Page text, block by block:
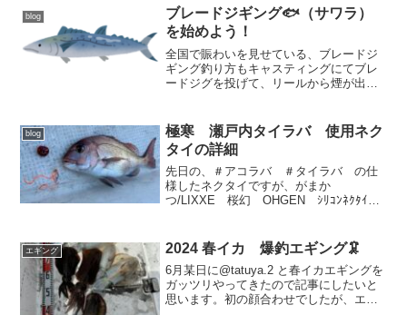
生虫が存在する可能性があります。アニ
サキスは、主に魚類やイカに寄生し、感
染した食材を生で食べることで人間にも
感染します。感染した場合、腹痛や吐き
気、さらにはアレルギー反応を引き起こ
すことがあります。最悪の場合、手術が
blog
ブレードジギング🐟（サワラ）
を始めよう！
全国で賑わいを見せている、ブレードジ
ギング釣り方もキャスティングにてブレ
ードジグを投げて、リールから煙が出る
あたりってブレードジギング成立する
の？瀬戸内海の家島地方でも...
blog
極寒 瀬戸内タイラバ 使用ネク
タイの詳細
先日の、＃アコラバ ＃タイラバ の仕
様したネクタイですが、がまか
つ/LIXXE 桜幻 OHGEN ｼﾘｺﾝﾈｸﾀｲ
{b.Moshim...
エギング 2024 春イカ 爆釣エギング🦑
6月某日に@tatuya.2 と春イカエギングを
ガッツリやってきたので記事にしたいと
思います。初の顔合わせでしたが、エギ